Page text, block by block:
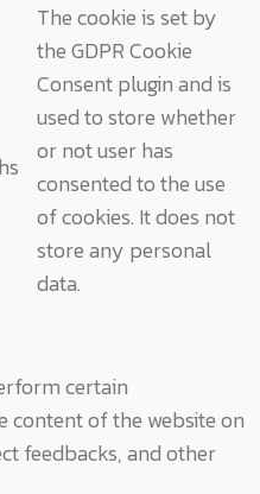
The cookie is set by
the GDPR Cookie
Consent plugin and is
used to store whether
or not user has
consented to the use
of cookies. It does not
store any personal
data.
certain
content of the website on
feedbacks, and other